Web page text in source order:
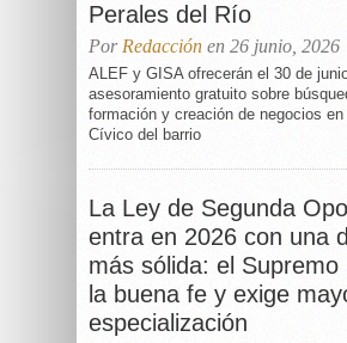
Perales del Río
Por Redacción en 26 junio, 2026
ALEF y GISA ofrecerán el 30 de
asesoramiento gratuito sobre
formación y creación de negocios en
Cívico del barrio
La Ley de Segunda
entra en 2026 con una
más sólida: el Supremo
la buena fe y exige
especialización